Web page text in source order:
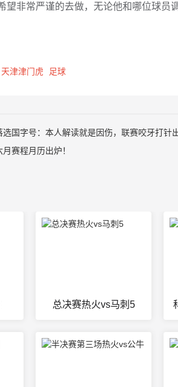
望非常严谨的去做，无论他和哪位球员
天津津门虎 足球
选国字号：本人解读就是因伤，联赛咬牙打针
赛程月历出炉！
总决赛热火vs马刺5